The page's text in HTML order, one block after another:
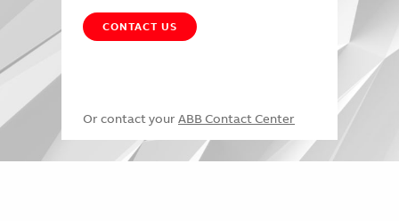
CONTACT US
Or contact your ABB Contact Center